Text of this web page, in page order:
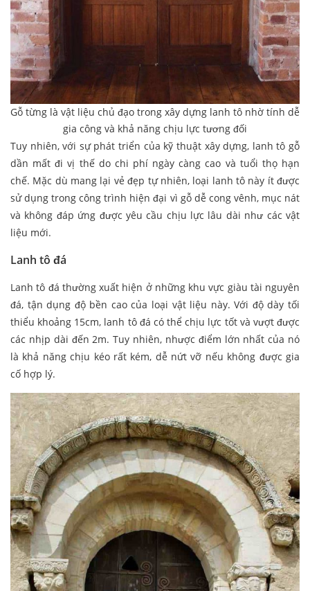
Gỗ từng là vật liệu chủ đạo trong xây dựng lanh tô nhờ tính dễ
gia công và khả năng chịu lực tương đối
Tuy nhiên, với sự phát triển của kỹ thuật xây dựng, lanh tô gỗ
dần mất đi vị thế do chi phí ngày càng cao và tuổi thọ hạn
chế. Mặc dù mang lại vẻ đẹp tự nhiên, loại lanh tô này ít được
sử dụng trong công trình hiện đại vì gỗ dễ cong vênh, mục nát
và không đáp ứng được yêu cầu chịu lực lâu dài như các vật
liệu mới.
Lanh tô đá
Lanh tô đá thường xuất hiện ở những khu vực giàu tài nguyên
đá, tận dụng độ bền cao của loại vật liệu này. Với độ dày tối
thiểu khoảng 15cm, lanh tô đá có thể chịu lực tốt và vượt được
các nhịp dài đến 2m. Tuy nhiên, nhược điểm lớn nhất của nó
là khả năng chịu kéo rất kém, dễ nứt vỡ nếu không được gia
cố hợp lý.